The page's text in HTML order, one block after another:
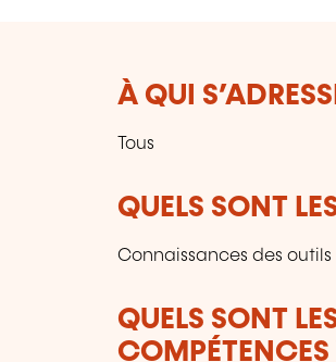
À QUI
Tous
QUELS SONT
Connaissances des
QUELS SONT
COMPÉTENCES